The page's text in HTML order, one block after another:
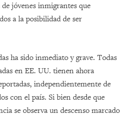
jóvenes inmigrantes que
a la posibilidad de ser
ha sido inmediato y grave. Todas
en EE. UU. tienen ahora
independientemente de
con el país. Si bien desde que
se observa un descenso marcado